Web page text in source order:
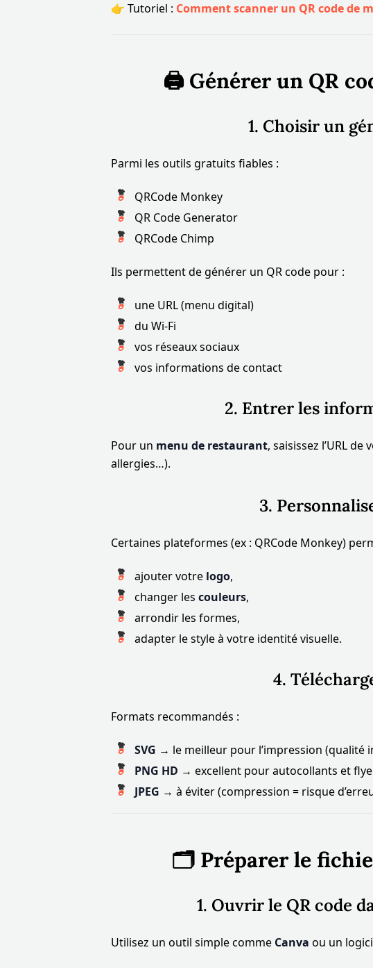
👉 Tutoriel : Comment scanner un QR code de
🖨️ Générer un QR
1. Choisir un
Parmi les outils gratuits fiables :
QRCode Monkey
QR Code Generator
QRCode Chimp
Ils permettent de générer un QR code pour :
une URL (menu digital)
du Wi-Fi
vos réseaux sociaux
vos informations de contact
2. Entrer les
Pour un menu de restaurant, saisissez l’URL
allergies…).
3.
Certaines plateformes (ex : QRCode Monkey)
ajouter votre logo,
changer les couleurs,
arrondir les formes,
adapter le style à votre identité visuelle.
4.
Formats recommandés :
SVG → le meilleur pour l’impression (qualité
PNG HD → excellent pour autocollants et
JPEG → à éviter (compression = risque
🗂️ Préparer le
1. Ouvrir le QR code
Utilisez un outil simple comme Canva ou un